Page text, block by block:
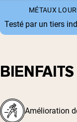
MÉTAUX
Testé par un tiers
BIENFAITS
Amélioration